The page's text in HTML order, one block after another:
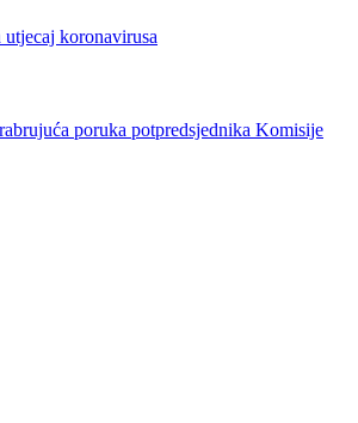
koronavirusa
poruka potpredsjednika Komisije